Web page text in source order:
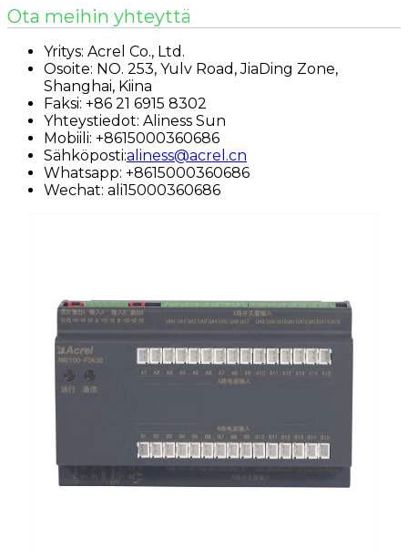
Ota meihin yhteyttä
Yritys: Acrel Co., Ltd.
Osoite: NO. 253, Yulv Road, JiaDing Zone,
Shanghai, Kiina
Faksi: +86 21 6915 8302
Yhteystiedot: Aliness Sun
Mobiili: +8615000360686
Sähköposti:aliness@acrel.cn
Whatsapp: +8615000360686
Wechat: ali15000360686